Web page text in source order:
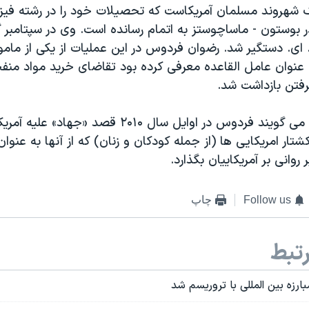
مسلمان آمریکاست که تحصیلات خود را در رشته
بوستون - ماساچوستز به اتمام رسانده است. وی در
دستگیر شد. رضوان فردوس در این عملیات از یکی از
عامل القاعده معرفی کرده بود تقاضای خرید مواد
بازداشت شد.
مقامهای مربوط می گویند فردوس در اوایل سال ۲۰۱۰
امریکایی ها (از جمله کودکان و زنان) که از آنها به
روانی بر آمریکاییان بگذارد.
Follow us چاپ
بین المللی با تروریسم شد